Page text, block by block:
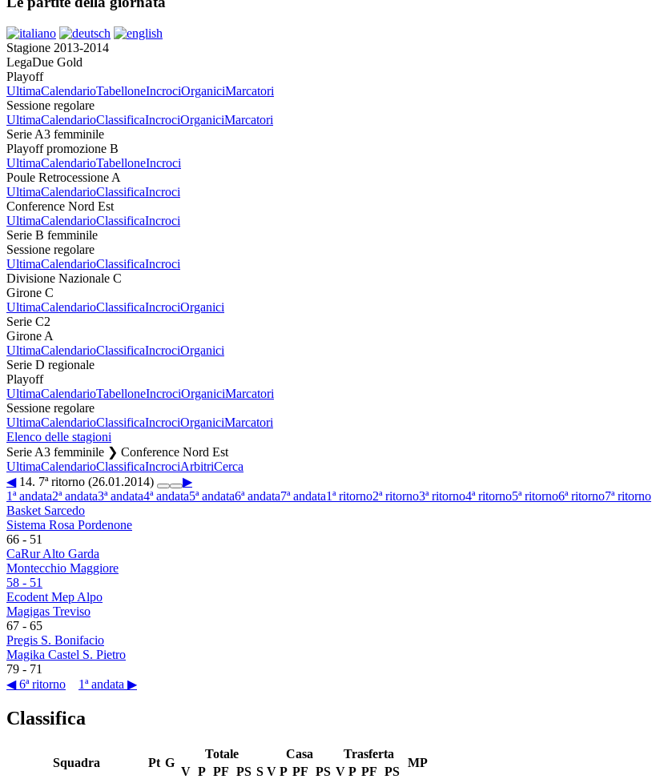
Stagione 2013-2014
LegaDue Gold
Playoff
UltimaCalendarioTabelloneIncrociOrganiciMarcatori
Sessione regolare
UltimaCalendarioClassificaIncrociOrganiciMarcatori
Serie A3 femminile
Playoff promozione B
UltimaCalendarioTabelloneIncroci
Poule Retrocessione A
UltimaCalendarioClassificaIncroci
Conference Nord Est
UltimaCalendarioClassificaIncroci
Serie B femminile
Sessione regolare
UltimaCalendarioClassificaIncroci
Divisione Nazionale C
Girone C
UltimaCalendarioClassificaIncrociOrganici
Serie C2
Girone A
UltimaCalendarioClassificaIncrociOrganici
Serie D regionale
Playoff
UltimaCalendarioTabelloneIncrociOrganiciMarcatori
Sessione regolare
UltimaCalendarioClassificaIncrociOrganiciMarcatori
Elenco delle stagioni
Serie A3 femminile ❯ Conference Nord Est
UltimaCalendarioClassificaIncrociArbitriCerca
◀14. 7ª ritorno (26.01.2014)
▶
1ª andata2ª andata3ª andata4ª andata5ª andata6ª andata7ª andata1ª ritorno2ª ritorno3ª ritorno4ª ritorno5ª ritorno6ª ritorno7ª ritorno
Basket Sarcedo
Sistema Rosa Pordenone
66 - 51
CaRur Alto Garda
Montecchio Maggiore
58 - 51
Ecodent Mep Alpo
Magigas Treviso
67 - 65
Pregis S. Bonifacio
Magika Castel S. Pietro
79 - 71
◀ 6ª ritorno
1ª andata ▶
Classifica
Squadra Pt G
Totale Casa Trasferta
MP
V P PF PS S V P PF PS V P PF PS